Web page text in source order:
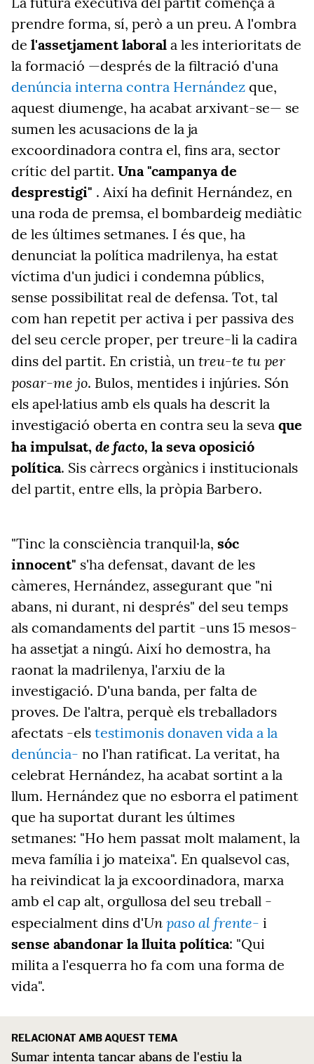
prendre forma, sí, però a un preu. A l'ombra
de l'assetjament laboral a les interioritats de
la formació —després de la filtració d'una
denúncia interna contra Hernández que,
aquest diumenge, ha acabat arxivant-se— se
sumen les acusacions de la ja
excoordinadora contra el, fins ara, sector
crític del partit. Una "campanya de
desprestigi" . Així ha definit Hernández, en
una roda de premsa, el bombardeig mediàtic
de les últimes setmanes. I és que, ha
denunciat la política madrilenya, ha estat
víctima d'un judici i condemna públics,
sense possibilitat real de defensa. Tot, tal
com han repetit per activa i per passiva des
del seu cercle proper, per treure-li la cadira
dins del partit. En cristià, un treu-te tu per
posar-me jo. Bulos, mentides i injúries. Són
els apel·latius amb els quals ha descrit la
investigació oberta en contra seu la seva que
ha impulsat, de facto, la sevaoposició
política. Sis càrrecs orgànics i institucionals
del partit, entre ells, la pròpia Barbero.
"Tinc la consciència tranquil·la, sóc
innocent" s'ha defensat, davant de les
càmeres, Hernández, assegurant que "ni
abans, ni durant, ni després" del seu temps
als comandaments del partit -uns 15 mesos-
ha assetjat a ningú. Així ho demostra, ha
raonat la madrilenya, l'arxiu de la
investigació. D'una banda, per falta de
proves. De l'altra, perquè els treballadors
afectats -els testimonis donaven vida a la
denúncia- no l'han ratificat. La veritat, ha
celebrat Hernández, ha acabat sortint a la
llum. Hernández que no esborra el patiment
que ha suportat durant les últimes
setmanes: "Ho hem passat molt malament, la
meva família i jo mateixa". En qualsevol cas,
ha reivindicat la ja excoordinadora, marxa
amb el cap alt, orgullosa del seu treball -
especialment dins d'Unpaso al frente- i
sense abandonar la lluita política: "Qui
milita a l'esquerra ho fa com una forma de
vida".
RELACIONAT AMB AQUEST TEMA
Sumar intenta tancar abans de l'estiu la